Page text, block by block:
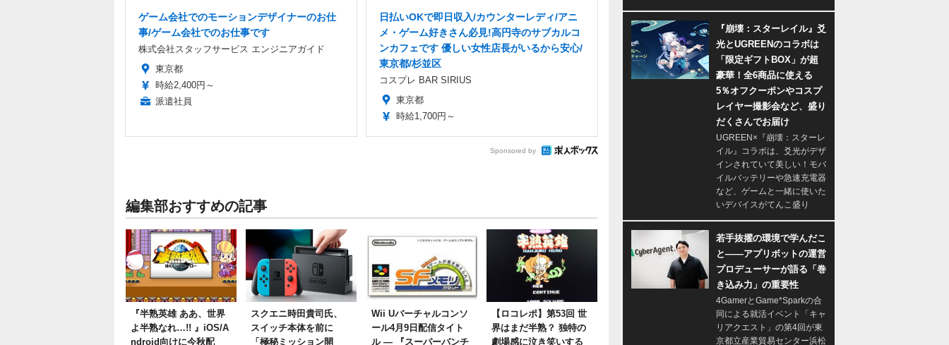
ゲーム会社でのモーションデザイナーのお仕
事/ゲーム会社でのお仕事です
株式会社スタッフサービス エンジニアガイド
東京都
時給2,400円～
派遣社員
日払いOKで即日収入/カウンターレディ/アニ
メ・ゲーム好きさん必見!高円寺のサブカルコ
ンカフェです 優しい女性店長がいるから安心/
東京都/杉並区
コスプレ BAR SIRIUS
東京都
時給1,700円～
Sponsored by
編集部おすすめの記事
『半熟英雄 ああ、世界
よ半熟なれ…!! 』iOS/A
ndroid向けに今秋配
スクエニ時田貴司氏、
スイッチ本体を前に
「極秘ミッション開
Wii Uバーチャルコンソ
ール4月9日配信タイト
ル ― 『スーパーパンチ
【ロコレポ】第53回 世
界はまだ半熟？ 独特の
劇場感に泣き笑いする
『崩壊：スターレイル』爻
光とUGREENのコラボは
「限定ギフトBOX」が超
豪華！全6商品に使える
5％オフクーポンやコスプ
レイヤー撮影会など、盛り
だくさんでお届け
UGREEN×『崩壊：スターレ
イル』コラボは、爻光がデザ
インされていて美しい！モバ
イルバッテリーや急速充電器
など、ゲームと一緒に使いた
いデバイスがてんこ盛り
若手抜擢の環境で学んだこ
と――アプリボットの運営
プロデューサーが語る「巻
き込み力」の重要性
4GamerとGame*Sparkの合
同による就活イベント「キャ
リアクエスト」の第4回が東
京都立産業貿易センター浜松